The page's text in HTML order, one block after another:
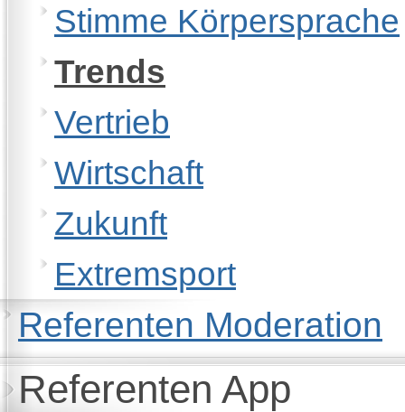
Stimme Körpersprache
Trends
Vertrieb
Wirtschaft
Zukunft
Extremsport
Referenten Moderation
Referenten App